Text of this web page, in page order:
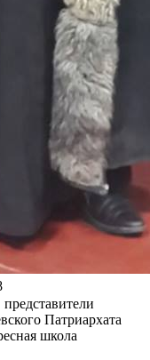
Патриархата
школа